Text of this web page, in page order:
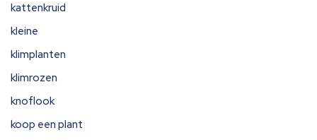
kattenkruid
kleine
klimplanten
klimrozen
knoflook
koop een plant